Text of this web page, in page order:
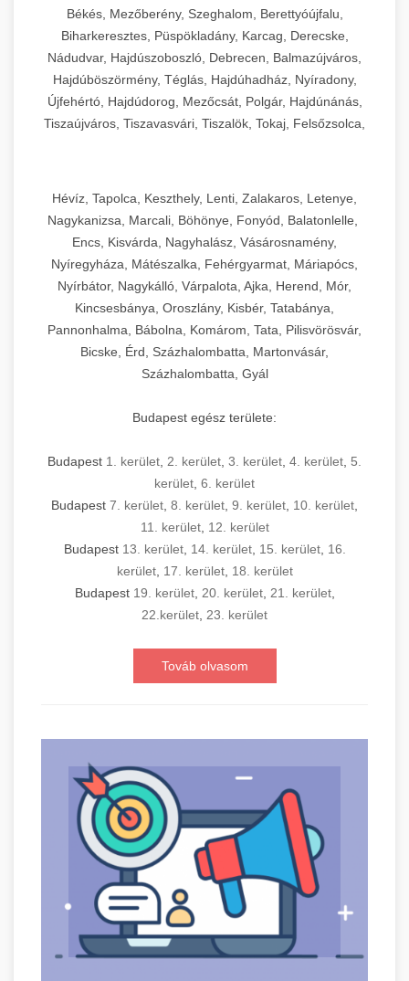
Békés, Mezőberény, Szeghalom, Berettyóújfalu,
Biharkeresztes, Püspökladány, Karcag, Derecske,
Nádudvar, Hajdúszoboszló, Debrecen, Balmazújváros,
Hajdúböszörmény, Téglás, Hajdúhadház, Nyíradony,
Újfehértó, Hajdúdorog, Mezőcsát, Polgár, Hajdúnánás,
Tiszaújváros, Tiszavasvári, Tiszalök, Tokaj, Felsőzsolca,
Hévíz, Tapolca, Keszthely, Lenti, Zalakaros, Letenye,
Nagykanizsa, Marcali, Böhönye, Fonyód, Balatonlelle,
Encs, Kisvárda, Nagyhalász, Vásárosnamény,
Nyíregyháza, Mátészalka, Fehérgyarmat, Máriapócs,
Nyírbátor, Nagykálló, Várpalota, Ajka, Herend, Mór,
Kincsesbánya, Oroszlány, Kisbér, Tatabánya,
Pannonhalma, Bábolna, Komárom, Tata, Pilisvörösvár,
Bicske, Érd, Százhalombatta, Martonvásár,
Százhalombatta, Gyál
Budapest egész területe:
Budapest 1. kerület, 2. kerület, 3. kerület, 4. kerület, 5.
kerület, 6. kerület
Budapest 7. kerület, 8. kerület, 9. kerület, 10. kerület,
11. kerület, 12. kerület
Budapest 13. kerület, 14. kerület, 15. kerület, 16.
kerület, 17. kerület, 18. kerület
Budapest 19. kerület, 20. kerület, 21. kerület,
22.kerület, 23. kerület
Továb olvasom